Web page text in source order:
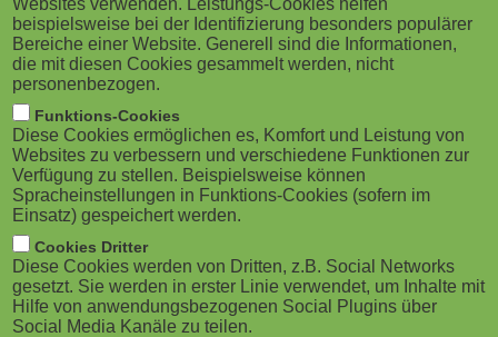
M
o
b
i
l
e
)
g
a
o
n
Ingenieurstudium, Notfall-Simulationen mit
Virtual Reality, digitale Werkzeuge in der
Kunstgeschichte: Die Initiator:innen von drei
Freiburger Lehrprojekten erhalten jeweils ein Tandem-
Fellowship, das sie bei der praktischen Umsetzung
unterstützt. Das Fellowship-Programm "bwDigiFellows
II" ist eine gemeinsame Initiative des Ministeriums für
Wissenschaft, Forschung und Kunst Baden-
Württemberg und des Stifterverbands.
Websites verwenden. Leistungs-Cookies helfen
beispielsweise bei der Identifizierung besonders populärer
Bereiche einer Website. Generell sind die Informationen,
die mit diesen Cookies gesammelt werden, nicht
personenbezogen.
Funktions-Cookies
Diese Cookies ermöglichen es, Komfort und Leistung von
Websites zu verbessern und verschiedene Funktionen zur
Verfügung zu stellen. Beispielsweise können
Spracheinstellungen in Funktions-Cookies (sofern im
Einsatz) gespeichert werden.
Cookies Dritter
Diese Cookies werden von Dritten, z.B. Social Networks
gesetzt. Sie werden in erster Linie verwendet, um Inhalte mit
Hilfe von anwendungsbezogenen Social Plugins über
Social Media Kanäle zu teilen.